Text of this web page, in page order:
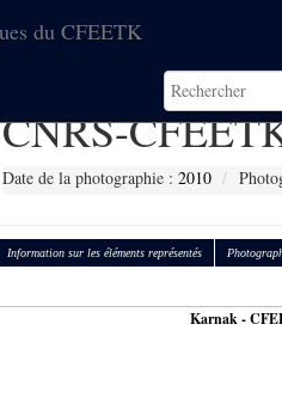
du CFEETK
CNRS-
Date de la photographie :2010
Information sur les éléments représentés